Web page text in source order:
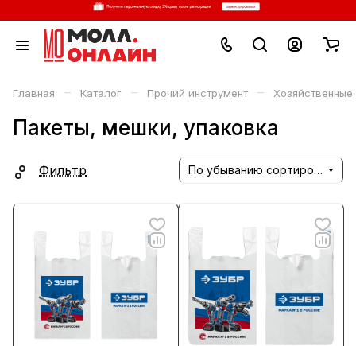
Главная – Каталог – Прочий инструмент –
Пакеты, мешки, упаковка
Фильтр По убыванию сортировки